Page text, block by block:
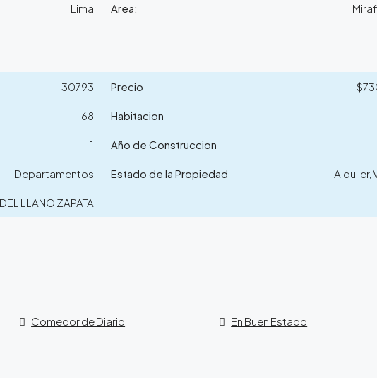
Lima Area:
30793 Precio
68 Habitacion
1 Año de Construccion
Departamentos Estado de la Propiedad Alquiler,
LLANO ZAPATA
Comedor de Diario En Buen Estado